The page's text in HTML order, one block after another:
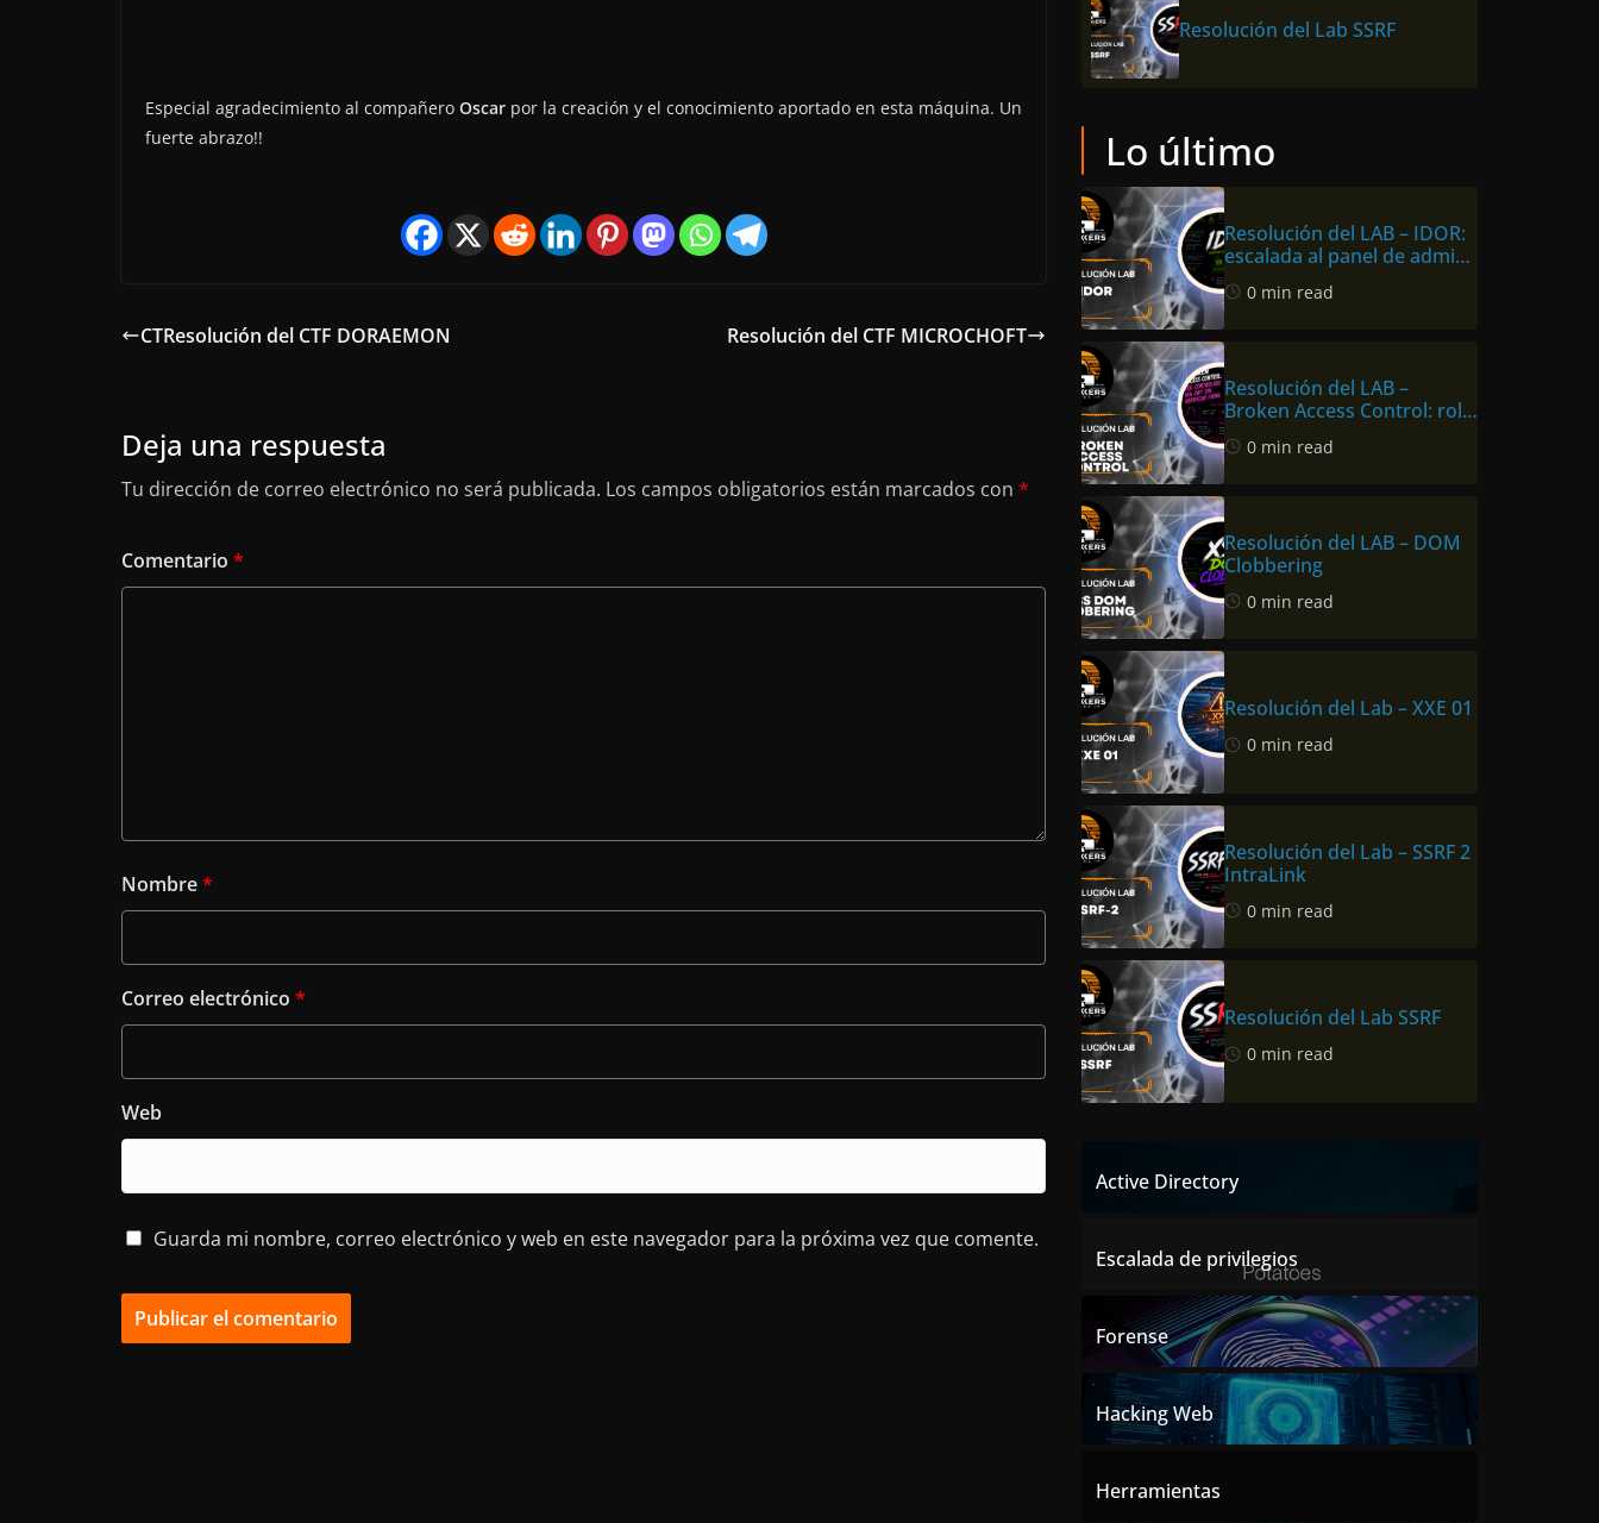
Especial agradecimiento al compañero Oscar por la creación y el conocimiento aportado en esta máquina. Un
fuerte abrazo!!
CTResolución del CTF DORAEMON Resolución del CTF MICROCHOFT
Deja una respuesta
Tu dirección de correo electrónico no será publicada. Los campos obligatorios están marcados con *
Comentario *
Nombre*
Correo electrónico *
Web
Guarda mi nombre, correo electrónico y web en este navegador para la próxima vez que comente.
Resolución del Lab SSRF
Lo último
Resolución del LAB – IDOR:
escalada al panel de admin
en Hackers Labs Store
0 min read
Resolución del LAB –
Broken Access Control: rol
vía JWT sin verificar firma
0 min read
Resolución del LAB – DOM
Clobbering
0 min read
Resolución del Lab – XXE 01
0 min read
Resolución del Lab – SSRF 2
IntraLink
0 min read
Resolución del Lab SSRF
0 min read
Active Directory
Escalada de privilegios
Forense
Hacking Web
Herramientas